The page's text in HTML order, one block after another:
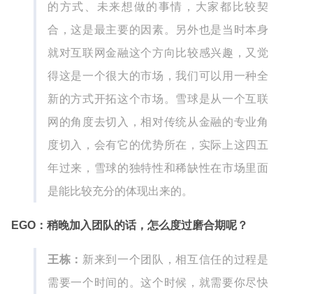
的方式、未来想做的事情，大家都比较契
合，这是最主要的因素。另外也是当时本身
就对互联网金融这个方向比较感兴趣，又觉
得这是一个很大的市场，我们可以用一种全
新的方式开拓这个市场。雪球是从一个互联
网的角度去切入，相对传统从金融的专业角
度切入，会有它的优势所在，实际上这四五
年过来，雪球的独特性和稀缺性在市场里面
是能比较充分的体现出来的。
EGO：稍晚加入团队的话，怎么度过磨合期呢？
王栋： 新来到一个团队，相互信任的过程是
需要一个时间的。这个时候，就需要你尽快